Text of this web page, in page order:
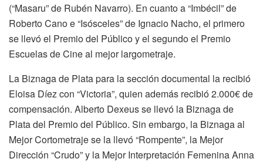
(“Masaru” de Rubén Navarro). En cuanto a “Imbécil” de
Roberto Cano e “Isósceles” de Ignacio Nacho, el primero
se llevó el Premio del Público y el segundo el Premio
Escuelas de Cine al mejor largometraje.
La Biznaga de Plata para la sección documental la recibió
Eloisa Díez con “Victoria”, quien además recibió 2.000€ de
compensación. Alberto Dexeus se llevó la Biznaga de
Plata del Premio del Público. Sin embargo, la Biznaga al
Mejor Cortometraje se la llevó “Rompente”, la Mejor
Dirección “Crudo” y la Mejor Interpretación Femenina Anna